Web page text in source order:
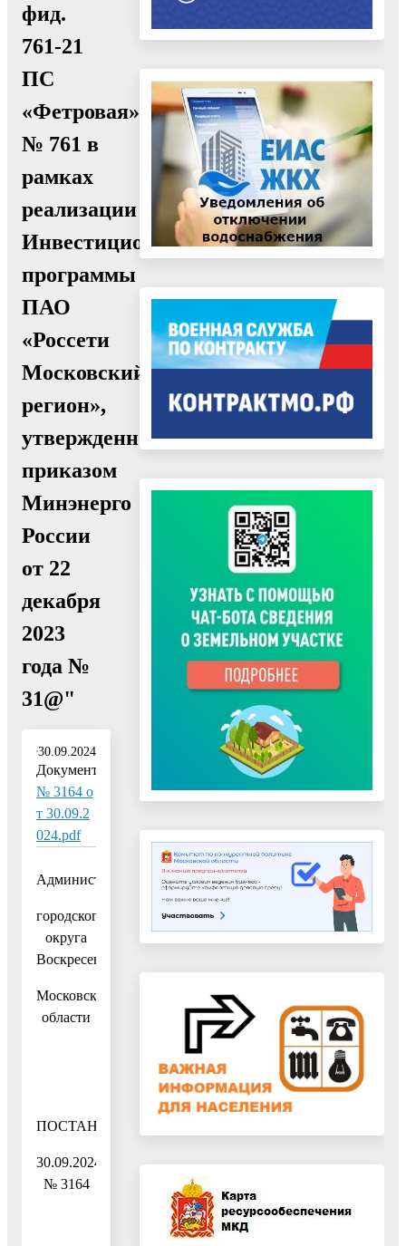
фид.
761-21
ПС
«Фетровая»
№ 761 в
рамках
реализации
Инвестиционной
программы
ПАО
«Россети
Московский
регион»,
утвержденной
приказом
Минэнерго
России
от 22
декабря
2023
года №
31@"
30.09.2024
Документ:
№ 3164 о
т 30.09.2
024.pdf
Администрация
городского
округа
Воскресенск
Московской
области
ПОСТАНОВЛЕНИЕ
30.09.2024
№ 3164